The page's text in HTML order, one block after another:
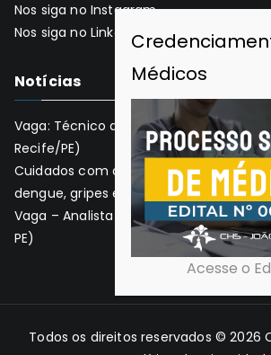
Nos siga no Instagram
Nos siga no LinkedIn
Notícias
Vaga: Técnico de Suporte em T.I. (CHS
Recife/PE)
Cuidados com a saúde em tempos de
dengue, gripes e alergias
Vaga – Analista de Departamento
PE)
Todos os direitos reservados © 2026
Acesse o